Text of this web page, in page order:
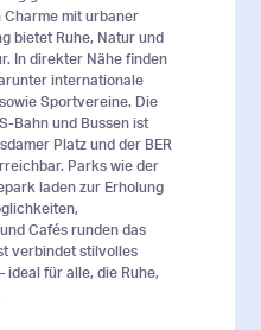
mit urbaner
bietet Ruhe, Natur und
In direkter Nähe finden
internationale
Sportvereine. Die
Bahn und Bussen ist
Platz und der BER
Parks wie der
laden zur Erholung
Cafés runden das
verbindet stilvolles
ideal für alle, die Ruhe,